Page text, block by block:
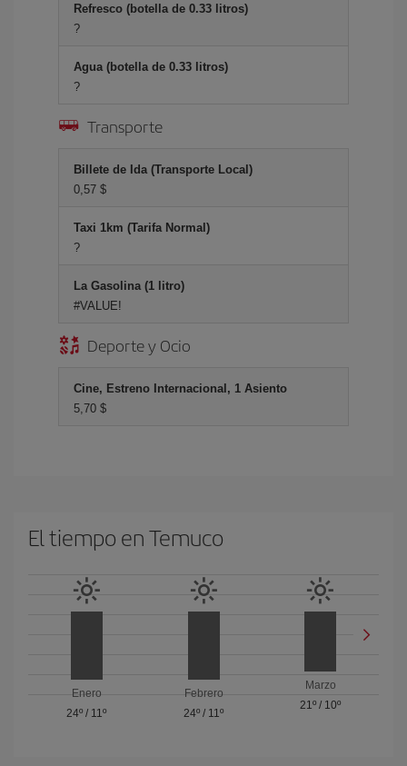
Refresco (botella de 0.33 litros)
?
Agua (botella de 0.33 litros)
?
Transporte
Billete de Ida (Transporte Local)
0,57 $
Taxi 1km (Tarifa Normal)
?
La Gasolina (1 litro)
#VALUE!
Deporte y Ocio
Cine, Estreno Internacional, 1 Asiento
5,70 $
El tiempo en Temuco
Enero
24º / 11º
Febrero
24º / 11º
Marzo
21º / 10º